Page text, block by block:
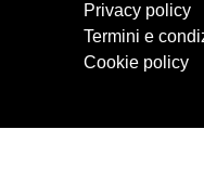
Privacy policy
Termini e
Cookie policy